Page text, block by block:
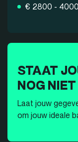
€ 2800 -
STAAT
NOG
Laat jouw
om jouw ideale